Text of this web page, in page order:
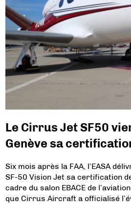
Le Cirrus Jet SF50
Genève sa
Six mois après la FAA, l’EASA
SF-50 Vision Jet sa certification
cadre du salon EBACE de
que Cirrus Aircraft a officialisé